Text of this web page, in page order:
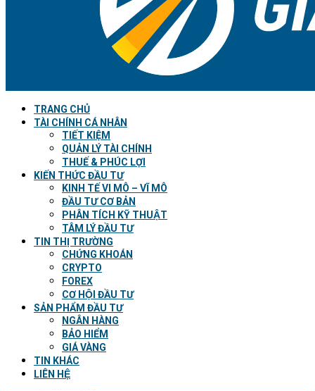
TRANG CHỦ
TÀI CHÍNH CÁ NHÂN
TIẾT KIỆM
QUẢN LÝ TÀI CHÍNH
THUẾ & PHÚC LỢI
KIẾN THỨC ĐẦU TƯ
KINH TẾ VI MÔ – VĨ MÔ
ĐẦU TƯ CƠ BẢN
PHÂN TÍCH KỸ THUẬT
TÂM LÝ ĐẦU TƯ
TIN THỊ TRƯỜNG
CHỨNG KHOÁN
CRYPTO
FOREX
CƠ HỘI ĐẦU TƯ
SẢN PHẨM ĐẦU TƯ
NGÂN HÀNG
BẢO HIỂM
GIÁ VÀNG
TIN KHÁC
LIÊN HỆ